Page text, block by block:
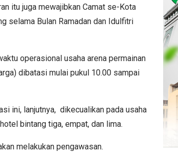
itu juga mewajibkan Camat se-Kota
selama Bulan Ramadan dan Idulfitri
operasional usaha arena permainan
dibatasi mulai pukul 10.00 sampai
ini, lanjutnya, dikecualikan pada usaha
bintang tiga, empat, dan lima.
melakukan pengawasan.